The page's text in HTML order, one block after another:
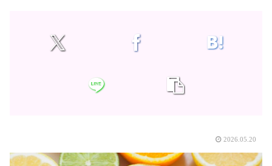
2026.05.20